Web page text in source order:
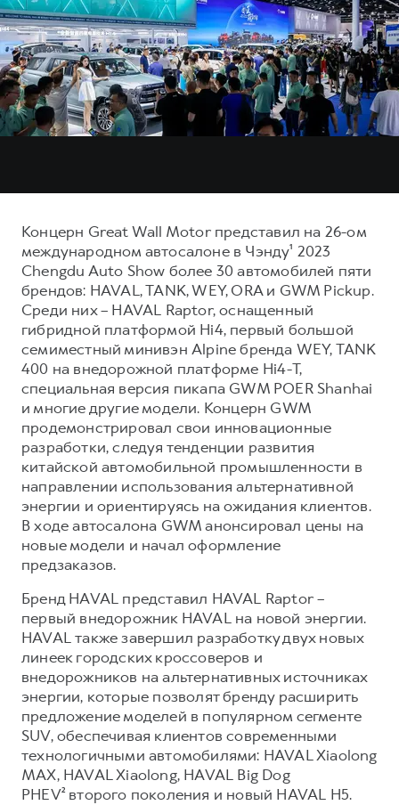
DARGO
от 3 199 000 ₽
DARGO X
от 3 499 000 ₽
от 2 899 000 ₽ от 3 599 000 ₽
POER
от 3 449 000 ₽
Тест-драйв
Трейд-ин
КРЕДИТ И СТРАХОВАНИЕ
КОРПОРАТИВНЫМ КЛИЕНТАМ
Для малого бизнеса
Корпоративным клиентам
Крупным корпоративным клиентам
Система управления автопарком
Сервис для корпоративных клиентов
HAVAL Лизинг
АКСЕССУАРЫ HAVAL
Автомобильные аксессуары
Коллекция CITY
Коллекция Базовая
Коллекция Детская
СЕРВИСНОЕ ОБСЛУЖИВАНИЕ
Нулевое ТО
Программа «Помощь на дороге»
Регламенты технического обслуживания
ПОДДЕРЖКА
GWM Безопасность
Гарантия HAVAL
Мобильное приложение GWM
Программа «HAVAL Защита+»
Руководства по эксплуатации
Подписки
АКСЕССУАРЫ HAVAL
Автомобильные аксессуары
Коллекция CITY
Коллекция Базовая
Коллекция Детская
О дилере
Наша команда
Контакты
Концерн Great Wall Motor представил на 26-ом
международном автосалоне в Чэнду¹ 2023
Chengdu Auto Show более 30 автомобилей пяти
брендов: HAVAL, TANK, WEY, ORA и GWM Pickup.
Среди них – HAVAL Raptor, оснащенный
гибридной платформой Hi4, первый большой
семиместный минивэн Alpine бренда WEY, TANK
400 на внедорожной платформе Hi4-T,
специальная версия пикапа GWM POER Shanhai
и многие другие модели. Концерн GWM
продемонстрировал свои инновационные
разработки, следуя тенденции развития
китайской автомобильной промышленности в
направлении использования альтернативной
энергии и ориентируясь на ожидания клиентов.
В ходе автосалона GWM анонсировал цены на
новые модели и начал оформление
предзаказов.
Бренд HAVAL представил HAVAL Raptor –
первый внедорожник HAVAL на новой энергии.
HAVAL также завершил разработку двух новых
линеек городских кроссоверов и
внедорожников на альтернативных источниках
энергии, которые позволят бренду расширить
предложение моделей в популярном сегменте
SUV, обеспечивая клиентов современными
технологичными автомобилями: HAVAL Xiaolong
MAX, HAVAL Xiaolong, HAVAL Big Dog
PHEV² второго поколения и новый HAVAL H5.